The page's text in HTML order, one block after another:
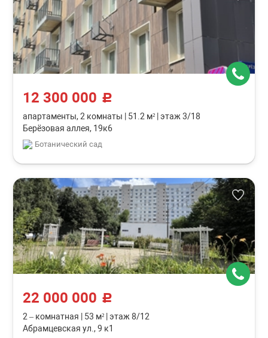
12 300 000 c
апартаменты, 2 комнаты 51.2 м² этаж 3/18
Берёзовая аллея, 19к6
Ботанический сад
22 000 000 c
2 – комнатная 53 м² этаж 8/12
Абрамцевская ул., 9 к1